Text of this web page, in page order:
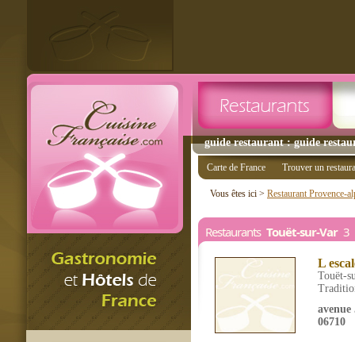
guide restaurant : guide
Carte de France Trouver un
Vous êtes ici > Restaurant Provence-
Restaurants Touët-sur-Var3
L
Touët-
06710